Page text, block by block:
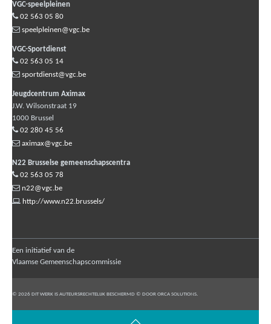
VGC-speelpleinen
02 563 05 80
speelpleinen@vgc.be
VGC-Sportdienst
02 563 05 14
sportdienst@vgc.be
Jeugdcentrum Aximax
J.W. Wilsonstraat 19
1000 Brussel
02 280 45 56
aximax@vgc.be
N22 Brusselse gemeenschapscentra
02 563 05 78
n22@vgc.be
http://www.n22.brussels/
Een initiatief van de
Vlaamse Gemeenschapscommissie
© 2026 DIT WERK IS AUTEURSRECHTELIJK BESCHERMD © DOOR ORCA SOLUTIONS.